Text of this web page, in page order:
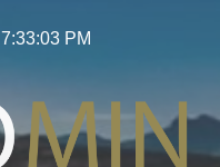
7:33:04 PM